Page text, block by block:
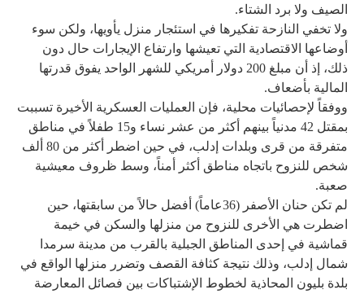
الصيف ولا برد الشتاء.
ولا تخفي النازحة تفكيرها في استئجار منزل يأويها، ولكن سوء
أوضاعها الاقتصادية التي تعيشها وارتفاع الإيجارات حال دون
ذلك، إذ أن مبلغ 200 دولار أمريكي للشهر الواحد يفوق قدرتها
المالية بأضعاف.
ووفقاً لإحصائيات محلية، فإن العمليات العسكرية الأخيرة تسببت
بمقتل 42 مدنياً بينهم أكثر من عشر نساء و15 طفلاً في مناطق
متفرقة من قرى وبلدات إدلب، في حين اضطر أكثر من 80 ألف
شخص للنزوح باتجاه مناطق أكثر أمناً، وسط ظروف معيشية
صعبة.
لم تكن حنان الأصفر (36عاماً) أفضل حالاً من سابقتها، حين
اضطرت هي الأخرى للنزوح من منزلها والسكن في خيمة
قماشية في إحدى المناطق الجبلية بالقرب من مدينة سرمدا
شمال إدلب، وذلك نتيجة كثافة القصف وتضرر منزلها الواقع في
بلدة بليون المحاذية لخطوط الإشتباكات بين فصائل المعارضة